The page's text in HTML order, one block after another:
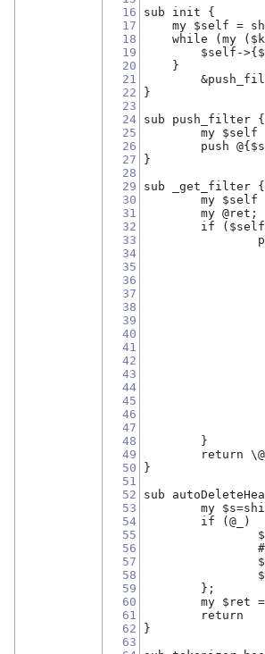
16
17
18
19
20
21
22
23
24
25
26
27
28
29
30
31
32
33
34
35
36
37
38
39
40
41
42
43
44
45
46
47
48
49
50
51
52
53
54
55
56
57
58
59
60
61
62
63
sub init {
my $self =
while (my
$self-
    }
}
sub push_filter {
my
push
}
sub _get_filter {
my
	my @ret;
if
	}
return
}
sub
my
	};
my $ret
	return
}